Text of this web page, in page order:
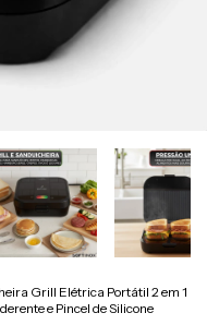
Grill Elétrica Portátil 2 em 1
e Pincel de Silicone